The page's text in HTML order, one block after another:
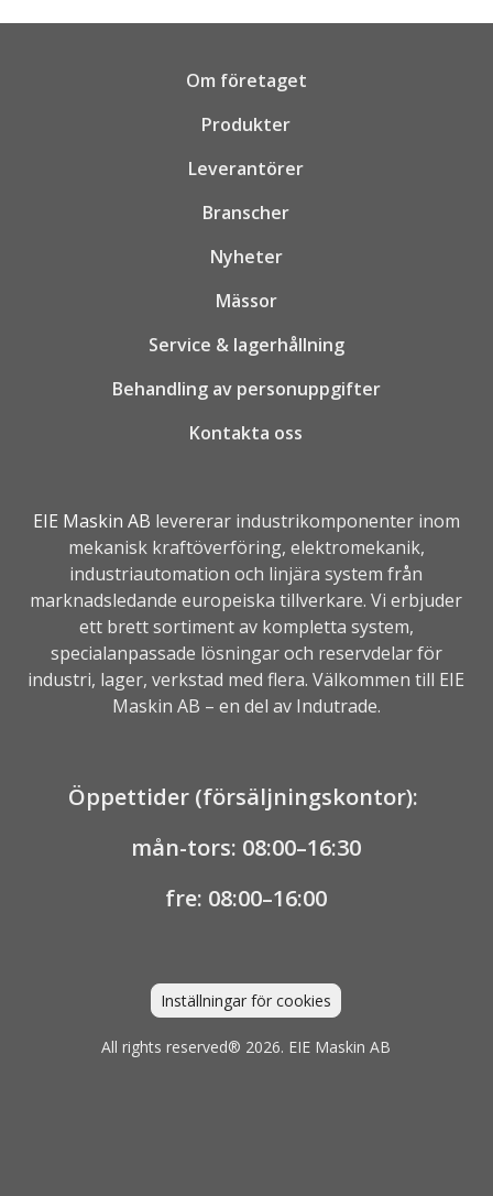
Om företaget
Produkter
Leverantörer
Branscher
Nyheter
Mässor
Service & lagerhållning
Behandling av personuppgifter
Kontakta oss
EIE Maskin AB levererar industrikomponenter inom
mekanisk kraftöverföring, elektromekanik,
industriautomation och linjära system från
marknadsledande europeiska tillverkare. Vi erbjuder
ett brett sortiment av kompletta system,
specialanpassade lösningar och reservdelar för
industri, lager, verkstad med flera. Välkommen till EIE
Maskin AB – en del av Indutrade.
Öppettider (försäljningskontor):
mån-tors: 08:00–16:30
fre: 08:00–16:00
Inställningar för cookies
All rights reserved® 2026. EIE Maskin AB